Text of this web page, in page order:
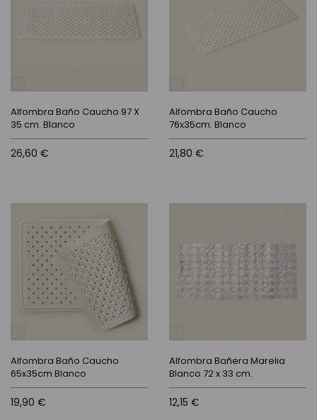
Alfombra Baño Caucho 97 X
35 cm. Blanco
26,60 €
Alfombra Baño Caucho
76x35cm. Blanco
21,80 €
Alfombra Baño Caucho
65x35cm Blanco
19,90 €
Alfombra Bañera Marelia
Blanco 72 x 33 cm.
12,15 €